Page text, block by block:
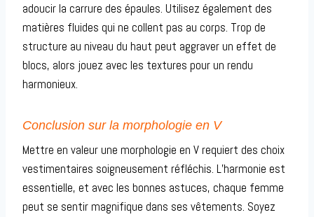
adoucir la carrure des épaules. Utilisez également des
matières fluides qui ne collent pas au corps. Trop de
structure au niveau du haut peut aggraver un effet de
blocs, alors jouez avec les textures pour un rendu
harmonieux.
Conclusion sur la morphologie en V
Mettre en valeur une morphologie en V requiert des choix
vestimentaires soigneusement réfléchis. L’harmonie est
essentielle, et avec les bonnes astuces, chaque femme
peut se sentir magnifique dans ses vêtements. Soyez